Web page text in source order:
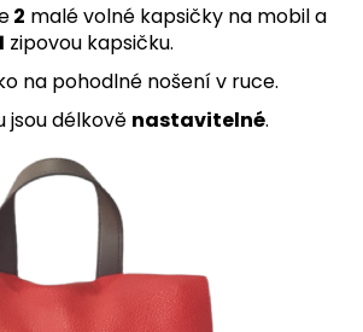
2 malé volné kapsičky na mobil a
zipovou kapsičku.
na pohodlné nošení v ruce.
jsou délkově nastavitelné.